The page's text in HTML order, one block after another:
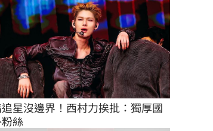
星沒邊界！西村力挨批：獨厚國
絲